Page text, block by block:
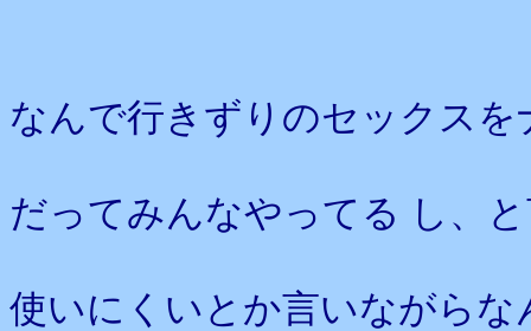
なんで行きずりのセックス
だってみんなやってる し、
使いにくいとか言いながら